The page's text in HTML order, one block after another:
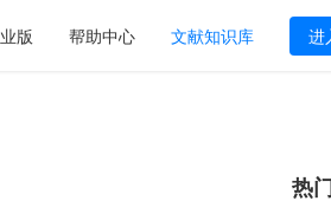
版 帮助中心 文献知识库 进
热